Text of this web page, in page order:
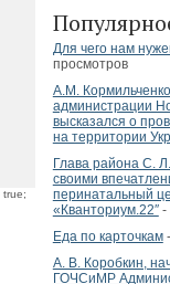
Для чего нам
просмотров
А.М.
администрации
высказался о
на территории
Глава района С.
своими
перинатальный
«Кванториум.22″-
Еда по карточкам-
А. В. Коробкин,
ГОЧСиМР
true;